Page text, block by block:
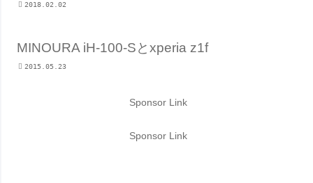
2018.02.02
MINOURA iH-100-Sとxperia z1f
2015.05.23
Sponsor Link
Sponsor Link